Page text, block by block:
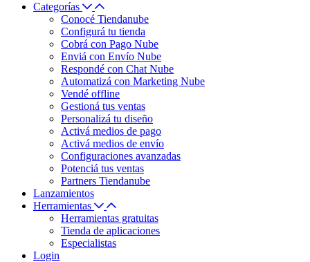
Categorías
Conocé Tiendanube
Configurá tu tienda
Cobrá con Pago Nube
Enviá con Envío Nube
Respondé con Chat Nube
Automatizá con Marketing Nube
Vendé offline
Gestioná tus ventas
Personalizá tu diseño
Activá medios de pago
Activá medios de envío
Configuraciones avanzadas
Potenciá tus ventas
Partners Tiendanube
Lanzamientos
Herramientas
Herramientas gratuitas
Tienda de aplicaciones
Especialistas
Login